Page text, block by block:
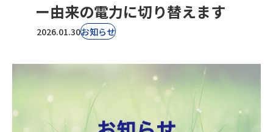
ー由来の電力に切り替えます
2026.01.30お知らせ